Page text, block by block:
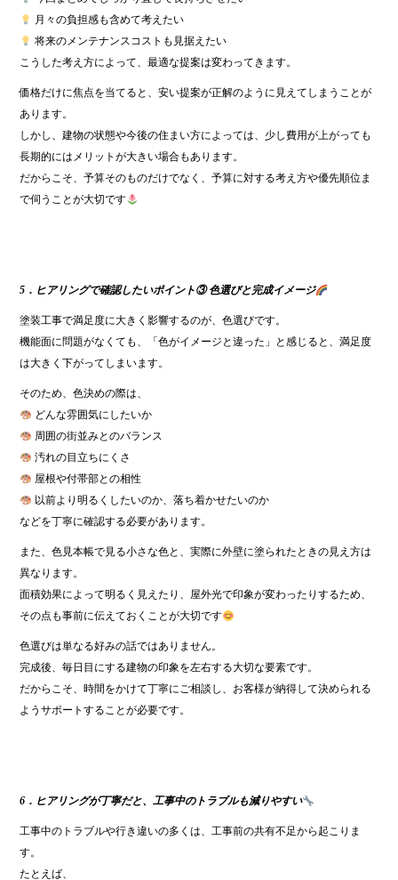
月々の負担感も含めて考えたい
将来のメンテナンスコストも見据えたい
こうした考え方によって、最適な提案は変わってきます。
価格だけに焦点を当てると、安い提案が正解のように見えてしまうことが
あります。
しかし、建物の状態や今後の住まい方によっては、少し費用が上がっても
長期的にはメリットが大きい場合もあります。
だからこそ、予算そのものだけでなく、予算に対する考え方や優先順位ま
で伺うことが大切です
5．ヒアリングで確認したいポイント③ 色選びと完成イメージ
塗装工事で満足度に大きく影響するのが、色選びです。
機能面に問題がなくても、「色がイメージと違った」と感じると、満足度
は大きく下がってしまいます。
そのため、色決めの際は、
どんな雰囲気にしたいか
周囲の街並みとのバランス
汚れの目立ちにくさ
屋根や付帯部との相性
以前より明るくしたいのか、落ち着かせたいのか
などを丁寧に確認する必要があります。
また、色見本帳で見る小さな色と、実際に外壁に塗られたときの見え方は
異なります。
面積効果によって明るく見えたり、屋外光で印象が変わったりするため、
その点も事前に伝えておくことが大切です
色選びは単なる好みの話ではありません。
完成後、毎日目にする建物の印象を左右する大切な要素です。
だからこそ、時間をかけて丁寧にご相談し、お客様が納得して決められる
ようサポートすることが必要です。
6．ヒアリングが丁寧だと、工事中のトラブルも減りやすい
工事中のトラブルや行き違いの多くは、工事前の共有不足から起こりま
す。
たとえば、